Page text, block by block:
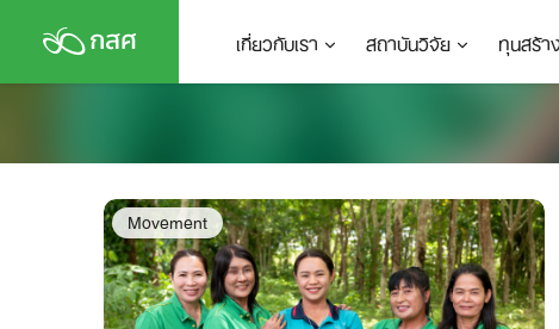
content
เกี่ยวกับเรา สถาบันวิจัย ทุนสร้า
Movement